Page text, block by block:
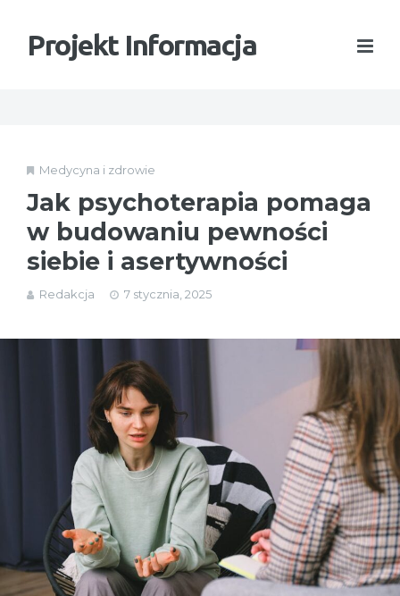
Projekt Informacja
Medycyna i zdrowie
Jak psychoterapia pomaga
w budowaniu pewności
siebie i asertywności
Redakcja 7 stycznia, 2025